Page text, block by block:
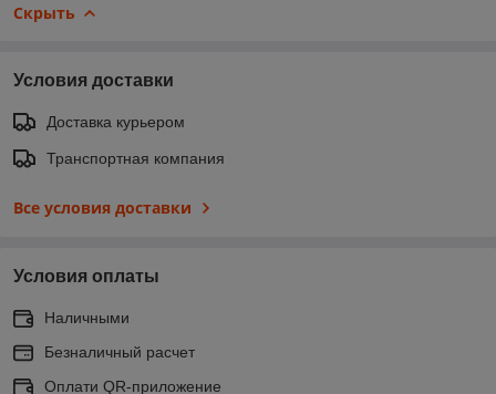
Скрыть
Условия доставки
Доставка курьером
Транспортная компания
Все условия доставки
Условия оплаты
Наличными
Безналичный расчет
Оплати QR-приложение